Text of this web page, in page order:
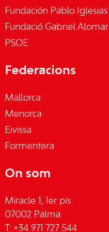
Fundación Pablo Iglesias
Fundació Gabriel Alomar
PSOE
Federacions
Mallorca
Menorca
Eivissa
Formentera
On som
Miracle 1, 1er pis
07002 Palma
T: +34 971 727 544